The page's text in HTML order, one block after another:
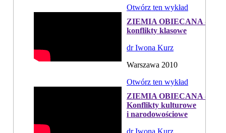
Otwórz ten wykład
ZIEMIA OBIECANA -
konflikty klasowe
dr Iwona Kurz
Warszawa 2010
Otwórz ten wykład
ZIEMIA OBIECANA -
Konflikty kulturowe
i narodowościowe